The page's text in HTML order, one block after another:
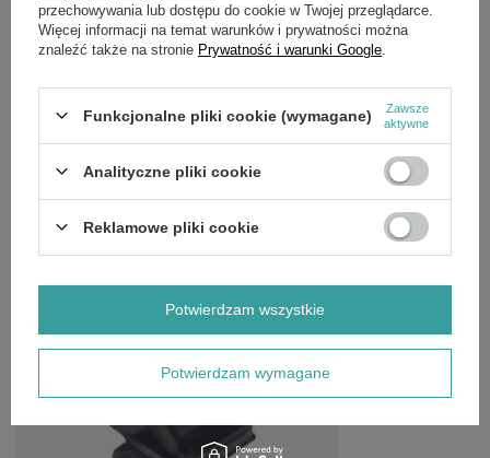
SZCZEGÓŁOWE DANE
Symbol 370046
OPINIE (0)
przechowywania lub dostępu do cookie w Twojej przeglądarce.
Więcej informacji na temat warunków i prywatności można
znaleźć także na stronie Prywatność i warunki Google
Funkcjonalne pliki cookie (wymagane)
Zawsze
aktywne
Analityczne pliki cookie
Reklamowe pliki cookie
Potwierdzam wymagane
Potwierdzam wszystkie